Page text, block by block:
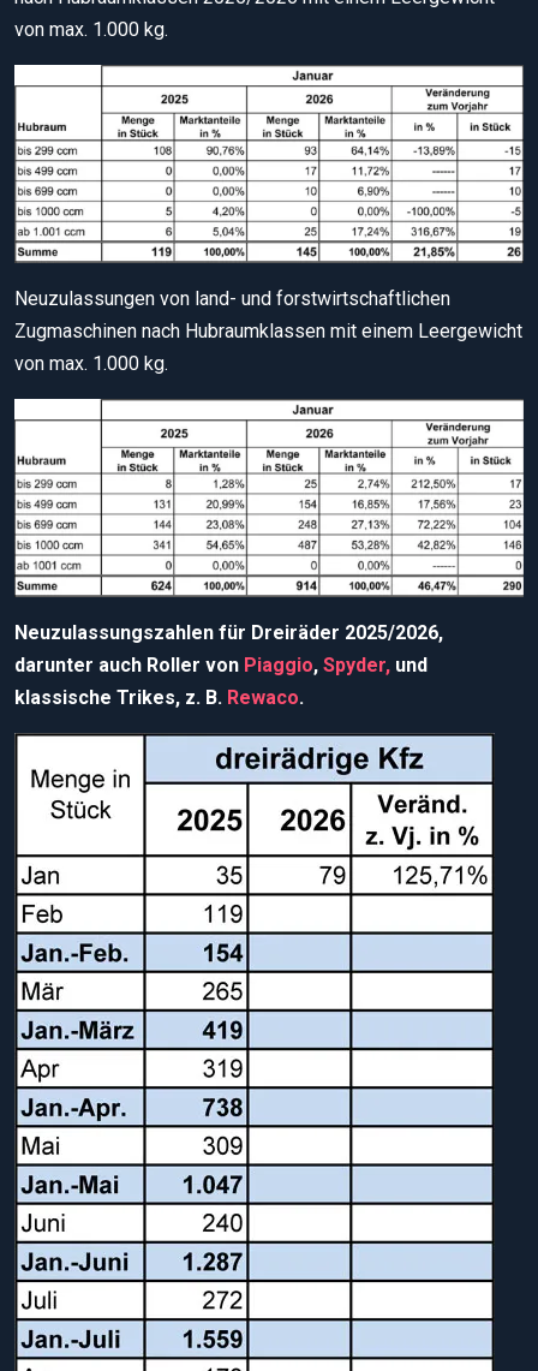
von max. 1.000 kg.
Neuzulassungen von land- und forstwirtschaftlichen
Zugmaschinen nach Hubraumklassen mit einem Leergewicht
von max. 1.000 kg.
Neuzulassungszahlen für Dreiräder 2025/2026,
darunter auch Roller von Piaggio, Spyder, und
klassische Trikes, z. B. Rewaco.